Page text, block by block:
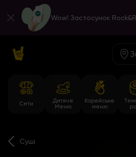
Wow! Застосунок
Сети
Дитяче
Меню
Корейське
меню
Суші